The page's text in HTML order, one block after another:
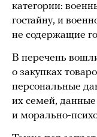
категории:
гостайну, и
не содержащие
В перечень
о закупках
персональные
их семей,
и морально-